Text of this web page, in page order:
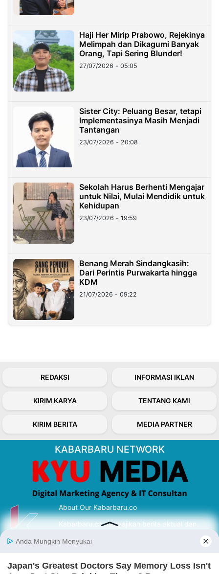
Haji Her Mirip Prabowo, Rejekinya
Melimpah dan Dikagumi Banyak
Orang, Tapi Sering Blunder!
27/07/2026 - 05:05
Sister City: Peluang Besar, tetapi
Implementasinya Masih Menjadi
Tantangan
23/07/2026 - 20:08
Sekolah Harus Berhenti Mengajar
untuk Nilai, Mulai Mendidik untuk
Kehidupan
23/07/2026 - 19:59
Benang Merah Sindangkasih:
Dari Perintis Purwakarta hingga
KDM
21/07/2026 - 09:22
REDAKSI INFORMASI IKLAN
KIRIM KARYA TENTANG KAMI
KIRIM BERITA MEDIA PARTNER
KABARBARU NETWORK
About Our Kabarbaru.co
Kabarbaru.co menyajikan berita aktual dan
serta terverifikasi dari sumber yang tepat.
Follow Kabarbaru